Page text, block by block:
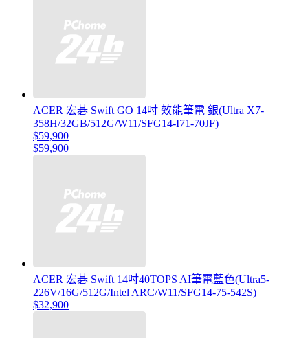
ACER 宏碁 Swift GO 14吋 效能筆電 銀(Ultra X7-
358H/32GB/512G/W11/SFG14-I71-70JF)
$59,900
$59,900
ACER 宏碁 Swift 14吋40TOPS AI筆電藍色(Ultra5-
226V/16G/512G/Intel ARC/W11/SFG14-75-542S)
$32,900